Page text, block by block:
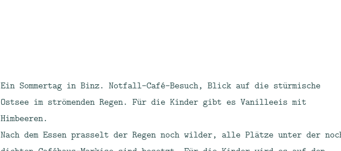
Ein Sommertag in Binz. Notfall-Café-Besuch, Blick auf die stürmische
Ostsee im strömenden Regen. Für die Kinder gibt es Vanilleeis mit
Himbeeren.
Nach dem Essen prasselt der Regen noch wilder, alle Plätze unter der